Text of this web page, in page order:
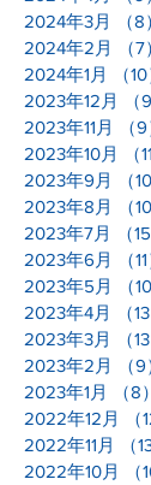
2024年3月
（8
2024年2月
（7
2024年1月
（10
2023年12月
（
2023年11月
（9
2023年10月
（
2023年9月
（
2023年8月
（
2023年7月
（
2023年6月
（11
2023年5月
（
2023年4月
（13
2023年3月
（13
2023年2月
（9
2023年1月
（8）
2022年12月
（
2022年11月
（
2022年10月
（